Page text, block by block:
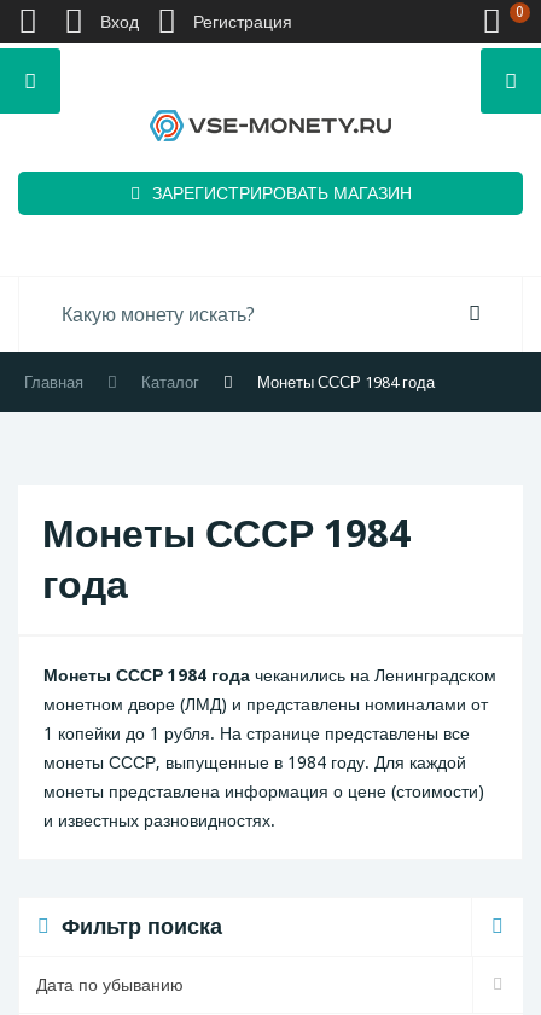
ЗАРЕГИСТРИРОВАТЬ МАГАЗИН
Главная Каталог Монеты СССР 1984 года
Монеты СССР 1984
года
Монеты СССР 1984 года чеканились на Ленинградском
монетном дворе (ЛМД) и представлены номиналами от
1 копейки до 1 рубля. На странице представлены все
монеты СССР, выпущенные в 1984 году. Для каждой
монеты представлена информация о цене (стоимости)
и известных разновидностях.
Фильтр поиска
Вход Регистрация 0